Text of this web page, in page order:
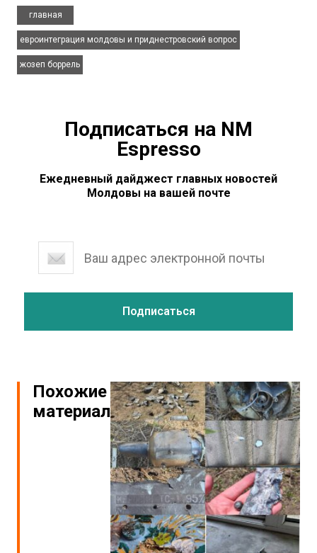
главная
евроинтеграция молдовы и приднестровский вопрос
жозеп боррель
Подписаться на NM
Espresso
Ежедневный дайджест главных новостей
Молдовы на вашей почте
Похожие
материалы